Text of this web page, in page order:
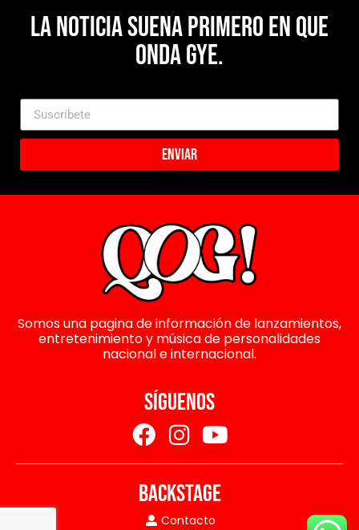
La noticia suena primero en Que
Onda Gye.
Enviar
Somos una pagina de información de lanzamientos,
entretenimiento y música de personalidades
nacional e internacional.
SÍGUENOS
BACKSTAGE
Contacto